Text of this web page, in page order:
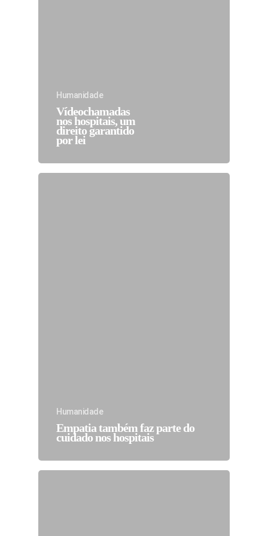
Humanidade
Vídeochamadas
nos hospitais, um
direito garantido
por lei
Humanidade
Empatia também faz parte do
cuidado nos hospitais